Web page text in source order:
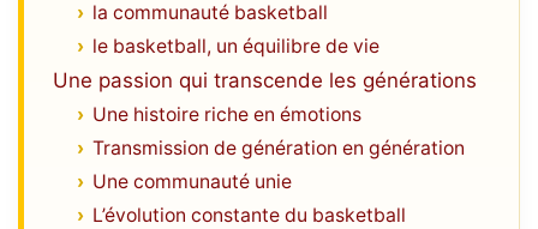
la communauté basketball
le basketball, un équilibre de vie
Une passion qui transcende les générations
Une histoire riche en émotions
Transmission de génération en génération
Une communauté unie
L’évolution constante du basketball